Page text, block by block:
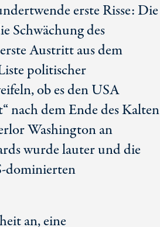
erste Risse: Die
Schwächung des
Austritt aus dem
politischer
ob es den USA
nach dem Ende des Kalten
Washington an
wurde lauter und die
dominierten
an, eine